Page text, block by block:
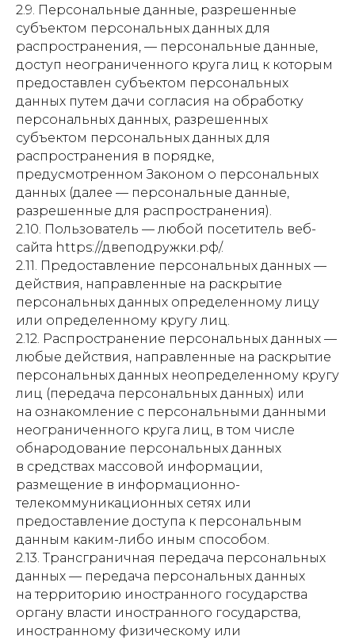
2.9. Персональные данные, разрешенные
субъектом персональных данных для
распространения, — персональные данные,
доступ неограниченного круга лиц к которым
предоставлен субъектом персональных
данных путем дачи согласия на обработку
персональных данных, разрешенных
субъектом персональных данных для
распространения в порядке,
предусмотренном Законом о персональных
данных (далее — персональные данные,
разрешенные для распространения).
2.10. Пользователь — любой посетитель веб-
сайта https://двеподружки.рф/.
2.11. Предоставление персональных данных —
действия, направленные на раскрытие
персональных данных определенному лицу
или определенному кругу лиц.
2.12. Распространение персональных данных —
любые действия, направленные на раскрытие
персональных данных неопределенному кругу
лиц (передача персональных данных) или
на ознакомление с персональными данными
неограниченного круга лиц, в том числе
обнародование персональных данных
в средствах массовой информации,
размещение в информационно-
телекоммуникационных сетях или
предоставление доступа к персональным
данным каким-либо иным способом.
2.13. Трансграничная передача персональных
данных — передача персональных данных
на территорию иностранного государства
органу власти иностранного государства,
иностранному физическому или